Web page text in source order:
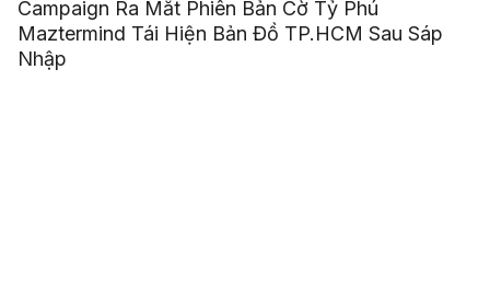
Campaign Ra Mắt Phiên Bản Cờ Tỷ Phú
Maztermind Tái Hiện Bản Đồ TP.HCM Sau Sáp
Nhập